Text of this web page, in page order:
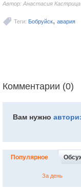
Автор: Анастасия Кастрица
Теги: Бобруйск, авария
Комментарии (0)
Вам нужно
Популярное
За день